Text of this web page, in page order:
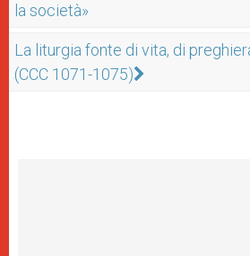
la società»
La liturgia fonte di vita, di
(CCC 1071-1075)